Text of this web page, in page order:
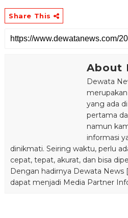
Share This
About
Dewata
yang ada
pertama
namun
informasi
dinikmati. Seiring waktu, perlu
cepat, tepat, akurat, dan bisa
Dengan hadirnya Dewata News
dapat menjadi Media Partner